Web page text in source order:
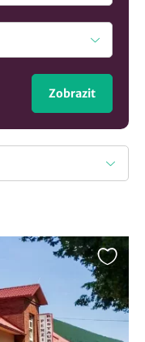
Zobrazit